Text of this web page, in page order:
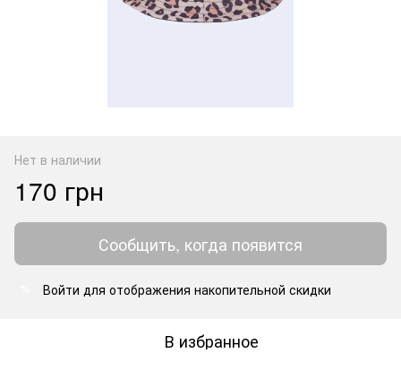
Нет в наличии
170 грн
Сообщить, когда появится
Войти для отображения накопительной скидки
В избранное